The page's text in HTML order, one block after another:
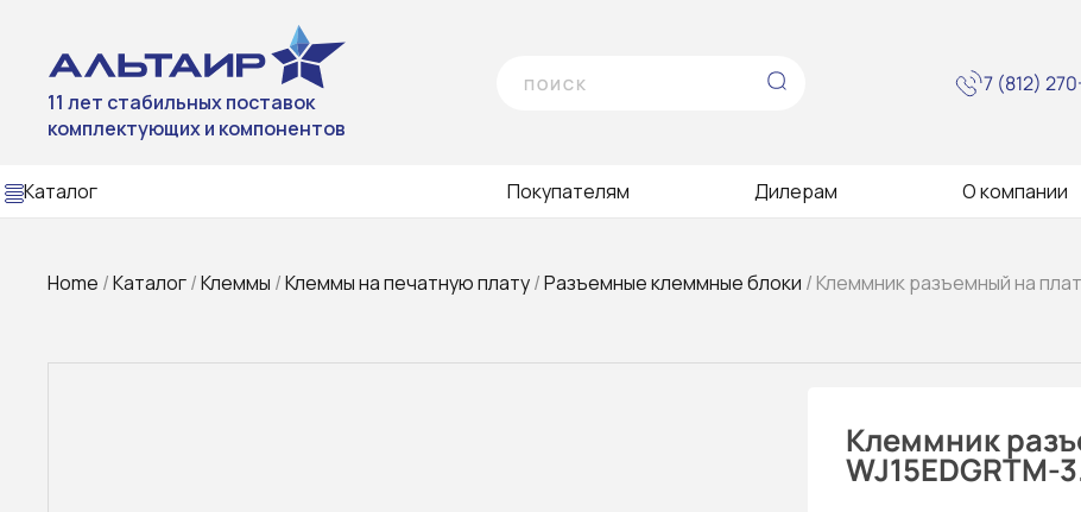
11 лет стабильных поставок
комплектующих и компонентов
7 (812)
Каталог Покупателям Дилерам О компании
Home /Каталог/Клеммы /Клеммы на печатную плату/Разъемные клеммные блоки / Клеммник разъемный на
Клеммник
WJ15EDGRTM-